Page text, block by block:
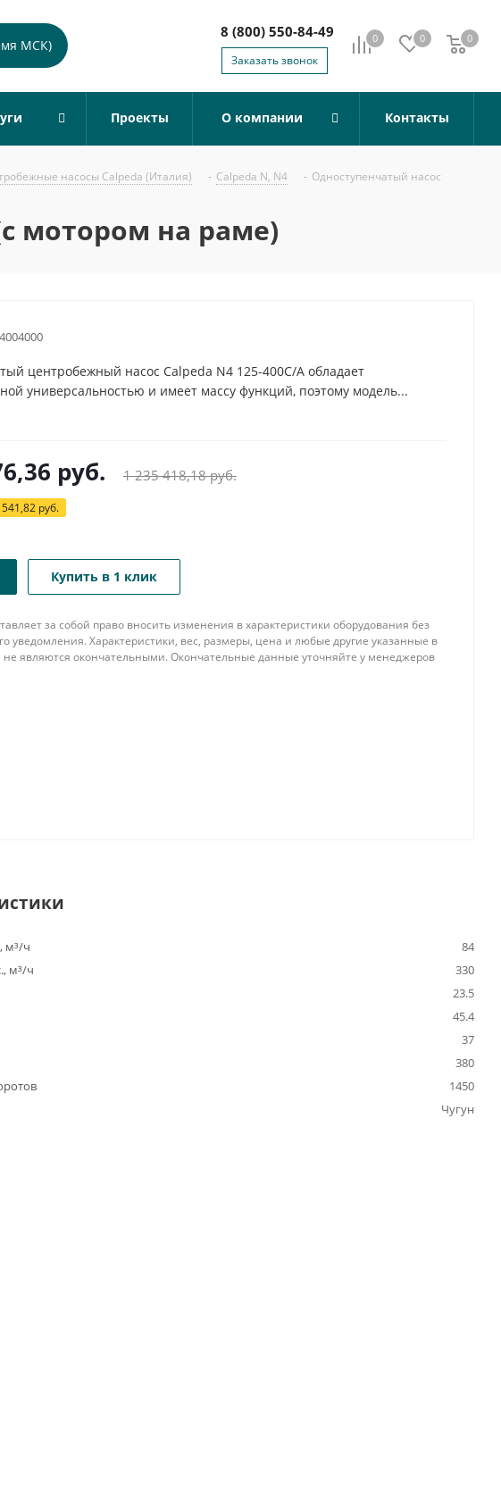
МСК) 0 0 0
0
8 (800) 550-84-49
Заказать звонок
Проекты О компании Контакты
насосы Calpeda (Италия) - Calpeda N, N4 - Одноступенчатый насос
мотором на раме)
центробежный насос Calpeda N4 125-400C/A обладает
универсальностью и имеет массу функций, поэтому модель...
руб. 1 235 418,18руб.
руб.
Купить в 1 клик
за собой право вносить изменения в характеристики оборудования без
уведомления. Характеристики, вес, размеры, цена и любые другие указанные в
не являются окончательными. Окончательные данные уточняйте у менеджеров
м³/ч
84
м³/ч
330
23.5
45.4
37
380
1450
Чугун